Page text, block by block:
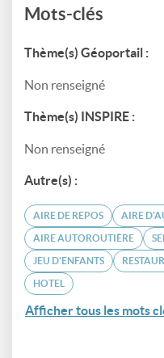
Mots-clés
Thème(s) Géoportail :
Non renseigné
Thème(s) INSPIRE :
Non renseigné
Autre(s) :
AIRE DE REPOS AIRE
AIRE AUTOROUTIÈRE
JEU D'ENFANTS
HOTEL
Afficher tous les mots